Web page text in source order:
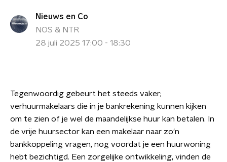
Nieuws en Co
NOS & NTR
28 juli 2025 17:00 - 18:30
Tegenwoordig gebeurt het steeds vaker;
verhuurmakelaars die in je bankrekening kunnen kijken
om te zien of je wel de maandelijkse huur kan betalen. In
de vrije huursector kan een makelaar naar zo'n
bankkoppeling vragen, nog voordat je een huurwoning
hebt bezichtigd. Een zorgelijke ontwikkeling, vinden de